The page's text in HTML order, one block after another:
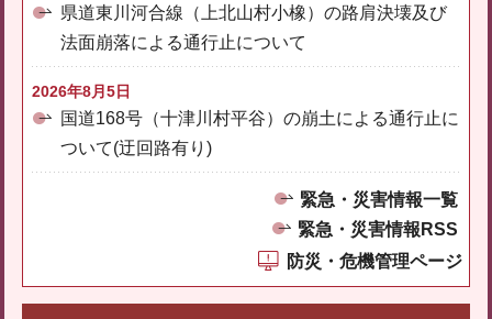
県道東川河合線（上北山村小橡）の路肩決壊及び
法面崩落による通行止について
2026年8月5日
国道168号（十津川村平谷）の崩土による通行止に
ついて(迂回路有り)
緊急・災害情報一覧
緊急・災害情報RSS
防災・危機管理ページ